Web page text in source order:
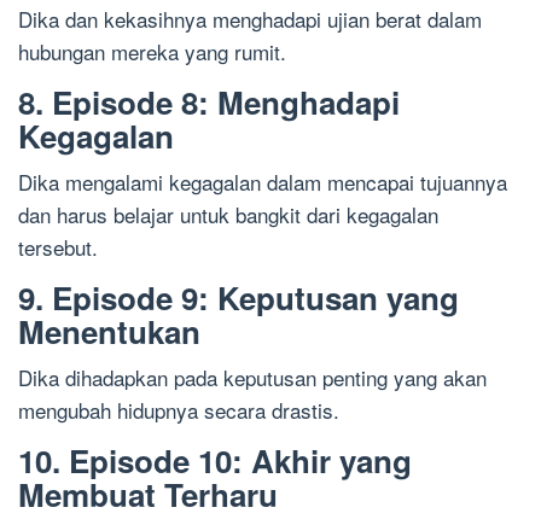
Dika dan kekasihnya menghadapi ujian berat dalam
hubungan mereka yang rumit.
8. Episode 8: Menghadapi
Kegagalan
Dika mengalami kegagalan dalam mencapai tujuannya
dan harus belajar untuk bangkit dari kegagalan
tersebut.
9. Episode 9: Keputusan yang
Menentukan
Dika dihadapkan pada keputusan penting yang akan
mengubah hidupnya secara drastis.
10. Episode 10: Akhir yang
Membuat Terharu